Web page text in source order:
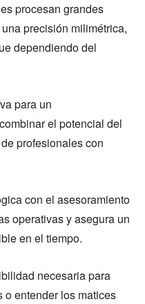
procesan grandes
precisión milimétrica,
dependiendo del
para un
el potencial del
profesionales con
con el asesoramiento
operativas y asegura un
en el tiempo.
necesaria para
o entender los matices